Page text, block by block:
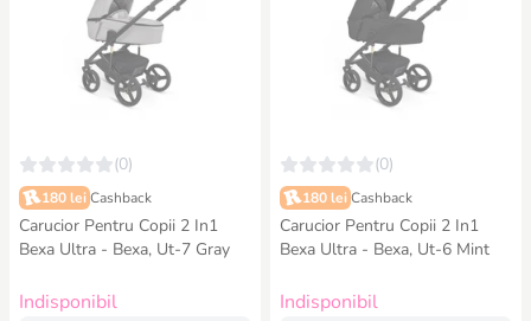
(0)
180 lei Cashback
Carucior Pentru Copii 2 In1
Bexa Ultra - Bexa, Ut-7 Gray
Indisponibil
(0)
180 lei Cashback
Carucior Pentru Copii 2 In1
Bexa Ultra - Bexa, Ut-6 Mint
Indisponibil